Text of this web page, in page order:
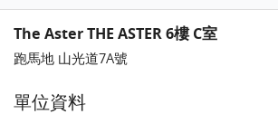
The Aster THE ASTER 6樓 C室
跑馬地 山光道7A號
單位資料